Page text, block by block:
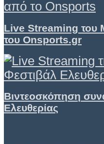
Live Streaming του
του Onsports.gr
Βιντεοσκόπηση
Ελευθερίας